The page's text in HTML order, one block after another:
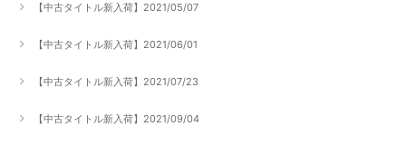
【中古タイトル新入荷】2021/05/07
【中古タイトル新入荷】2021/06/01
【中古タイトル新入荷】2021/07/23
【中古タイトル新入荷】2021/09/04